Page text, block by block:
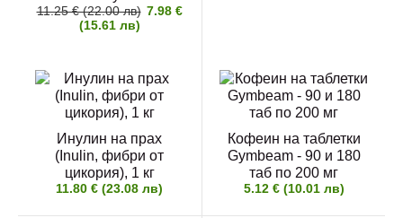
11.25 € (22.00 лв) 7.98 €
(15.61 лв)
Инулин на прах
(Inulin, фибри от
цикория), 1 кг
11.80 € (23.08 лв)
Кофеин на таблетки
Gymbeam - 90 и 180
таб по 200 мг
5.12 € (10.01 лв)